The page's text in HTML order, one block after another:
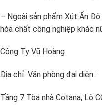
– Ngoài sản phẩm Xút Ấn
hóa chất công nghiệp khác
Công Ty Vũ Hoàng
Địa chỉ: Văn phòng đại diện :
Tầng 7 Tòa nhà Cotana, Lô